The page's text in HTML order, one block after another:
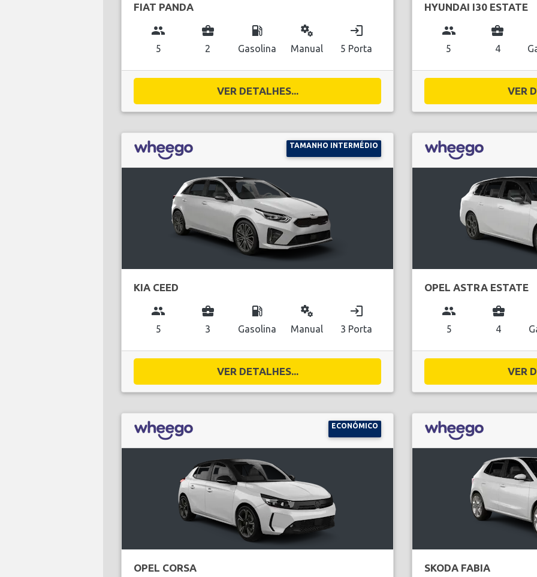
FIAT PANDA
group
5
business_center
2
local_gas_station
Gasolina
miscellaneous_services
Manual
login
5 Porta
VER DETALHES...
HYUNDAI I30 ESTATE
group
5
business_center
4
VER
TAMANHO INTERMÉDIO
KIA CEED
group
5
business_center
3
local_gas_station
Gasolina
miscellaneous_services
Manual
login
3 Porta
VER DETALHES...
OPEL ASTRA ESTATE
group
5
business_center
4
VER
ECONÓMICO
OPEL CORSA SKODA FABIA